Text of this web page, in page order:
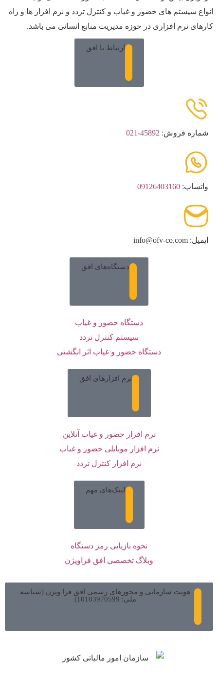
انواع سیستم های حضور و غیاب و کنترل تردد و نرم افزار ها و راه
کارهای نرم افزاری در حوزه مدیریت منابع انسانی می باشد.
ارتباط با افق
شماره فروش: 45892-021
واتساپ: 09126403160
ایمیل: info@ofv-co.com
دستگاه‌های افق
دستگاه حضور و غیاب
سیستم کنترل تردد
دستگاه حضور و غیاب اثر انگشتی
نرم افزارهای افق
نرم افزار حضور و غیاب آنلاین
نرم افزار موبایلی حضور و غیاب
نرم افزار کنترل تردد
لینک‌های مهم
نحوه بازیابی رمز دستگاه
وبلاگ تخصصی افق فراویژن
هویت سازمانی و مجوزهای رسمی افق فرا ویژن (شناسه
ملی: 10103970599)